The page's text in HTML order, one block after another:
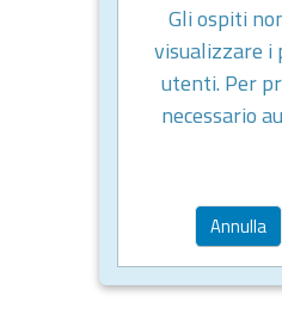
Gli ospiti
visualizzare i
utenti. Per
necessario
Annulla